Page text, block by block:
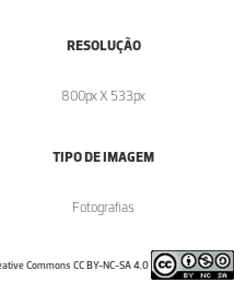
RESOLUÇÃO
800px X 533px
TIPO DE IMAGEM
Fotografias
Commons CC BY-NC-SA 4.0